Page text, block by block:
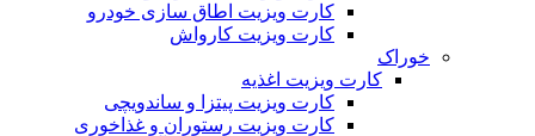
کارت ویزیت اطاق سازی خودرو
کارت ویزیت کارواش
خوراک
کارت ویزیت اغذیه
کارت ویزیت پیتزا و ساندویچی
کارت ویزیت رستوران و غذاخوری